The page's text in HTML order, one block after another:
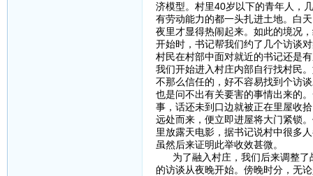
济模型。村里40岁以下的青年人，
有劳动能力的都一头扎进土地。白
夜里才显得热闹起来。如此的境况
开始时，书记帮我们约了几个访谈
村民在村部中面对就近的书记还是
我们开始进入村庄内部自行找村民
不那么信任的，好不容易找到个访
也是问不出有关要害的事情出来的
事，话还未到口边就被正在里屋收
远处而来，便立即进屋将大门紧锁
里放露天电影，据书记说村中很多
虽然后来证明此举收效甚微。
为了融入村庄，我们后来调整了
的访谈从夜晚开始。傍晚时分，无